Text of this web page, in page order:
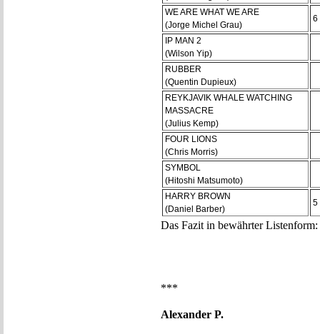
WE ARE WHAT WE ARE
(Jorge Michel Grau)
6
IP MAN 2
(Wilson Yip)
RUBBER
(Quentin Dupieux)
REYKJAVIK WHALE WATCHING
MASSACRE
(Julius Kemp)
FOUR LIONS
(Chris Morris)
SYMBOL
(Hitoshi Matsumoto)
HARRY BROWN
(Daniel Barber)
5
Das Fazit in bewährter Listenform:
***
Alexander P.